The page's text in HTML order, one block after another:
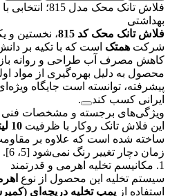
فلاش تانک محک
بهداشتی
فلاش تانک محک کد 815
، نخستین و
شرکت همتک است که با تکیه بر
محصول به دلیل بهره‌گیری از مواد
پیشرفته، توانسته است جایگاه
ایرانی کسب کند
.
ویژگی‌های برجسته و مشخصات فنی
این فلاش تانک روکار با ظرفیت 10 لیتر
ساخته شده است که علاوه بر مقاومت
زمان دچار تغییر رنگ نمی‌شود [5، 6].
1. مکانیسم تخلیه اهرمی و قدرتمند
سیستم تخلیه این محصول از نوع
استفاده از پمپ تخلیه دریچه‌ای